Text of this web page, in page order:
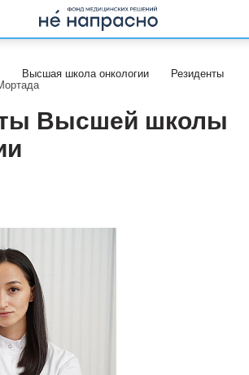
Высшая школа онкологии
Резиденты
Высшей школы